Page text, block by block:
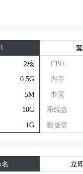
2核
0.5G
5M
10G
1G
CPU
内存
带宽
系统盘
数据盘
立